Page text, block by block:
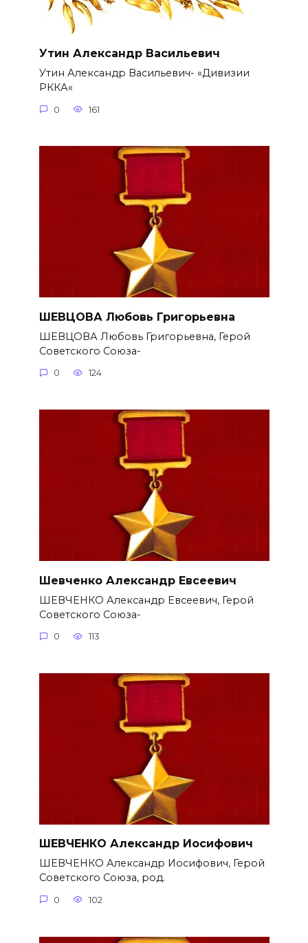
Утин Александр Васильевич
Утин Александр Васильевич- «Дивизии
РККА«
0 161
ШЕВЦОВА Любовь Григорьевна
ШЕВЦОВА Любовь Григорьевна, Герой
Советского Союза-
0 124
Шевченко Александр Евсеевич
ШЕВЧЕНКО Александр Евсеевич, Герой
Советского Союза-
0 113
ШЕВЧЕНКО Александр Иосифович
ШЕВЧЕНКО Александр Иосифович, Герой
Советского Союза, род.
0 102